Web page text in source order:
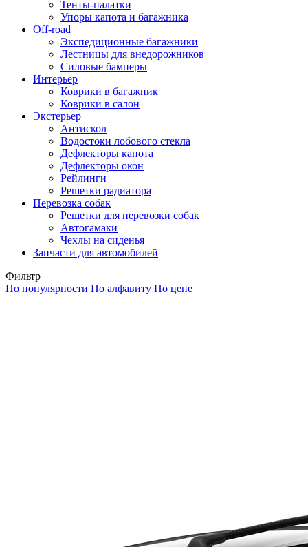
Тенты-палатки
Упоры капота и багажника
Off-road
Экспедиционные багажники
Лестницы для внедорожников
Силовые бамперы
Интерьер
Коврики в багажник
Коврики в салон
Экстерьер
Антискол
Водостоки лобового стекла
Дефлекторы капота
Дефлекторы окон
Рейлинги
Решетки радиатора
Перевозка собак
Решетки для перевозки собак
Автогамаки
Чехлы на сиденья
Запчасти для автомобилей
Фильтр
По популярности По алфавиту По цене